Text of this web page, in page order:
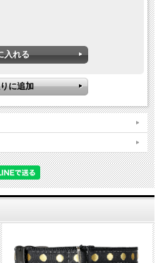
ないよう、柔らかくしなやかなグログ
をふんわりと織り上げたテープは、筒
ます。
もしもどこかに引っかかってしまって
心です。
子札は家族のもとに帰るための大事な
ンド』はブラブラしない首輪に巻くタ
ません。